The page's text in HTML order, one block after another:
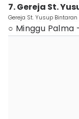
7. Gereja St.
Gereja St. Yusup Bintaran
○ Minggu Palma